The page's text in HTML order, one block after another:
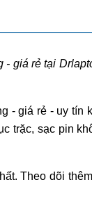
- giá rẻ tại
- giá rẻ - uy tín
trặc, sạc pin
Theo dõi